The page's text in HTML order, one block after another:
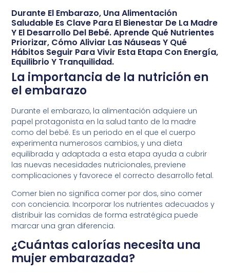
Durante El Embarazo, Una Alimentación
Saludable Es Clave Para El Bienestar De La Madre
Y El Desarrollo Del Bebé. Aprende Qué Nutrientes
Priorizar, Cómo Aliviar Las Náuseas Y Qué
Hábitos Seguir Para Vivir Esta Etapa Con Energía,
Equilibrio Y Tranquilidad.
La importancia de la nutrición en
el embarazo
Durante el embarazo, la alimentación adquiere un
papel protagonista en la salud tanto de la madre
como del bebé. Es un periodo en el que el cuerpo
experimenta numerosos cambios, y una dieta
equilibrada y adaptada a esta etapa ayuda a cubrir
las nuevas necesidades nutricionales, previene
complicaciones y favorece el correcto desarrollo fetal.
Comer bien no significa comer por dos, sino comer
con conciencia. Incorporar los nutrientes adecuados y
distribuir las comidas de forma estratégica puede
marcar una gran diferencia.
¿Cuántas calorías necesita una
mujer embarazada?